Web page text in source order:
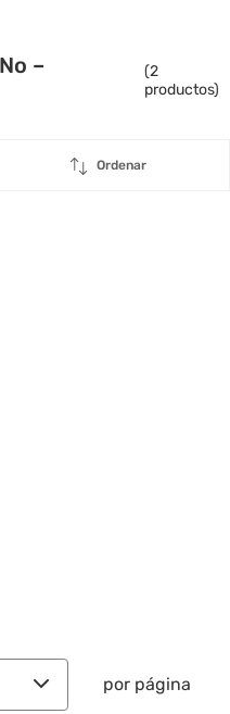
–
(2
productos)
Ordenar
por página